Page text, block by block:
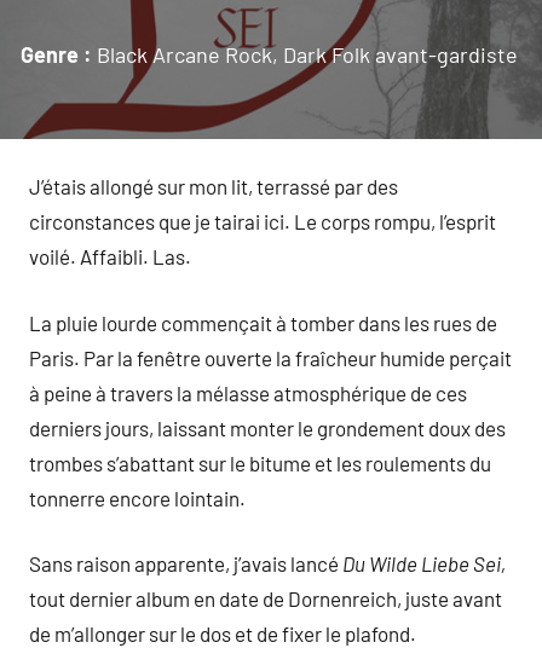
Genre : Black Arcane Rock, Dark Folk avant-gardiste
J’étais allongé sur mon lit, terrassé par des
circonstances que je tairai ici. Le corps rompu, l’esprit
voilé. Affaibli. Las.
La pluie lourde commençait à tomber dans les rues de
Paris. Par la fenêtre ouverte la fraîcheur humide perçait
à peine à travers la mélasse atmosphérique de ces
derniers jours, laissant monter le grondement doux des
trombes s’abattant sur le bitume et les roulements du
tonnerre encore lointain.
Sans raison apparente, j’avais lancé Du Wilde Liebe Sei,
tout dernier album en date de Dornenreich, juste avant
de m’allonger sur le dos et de fixer le plafond.